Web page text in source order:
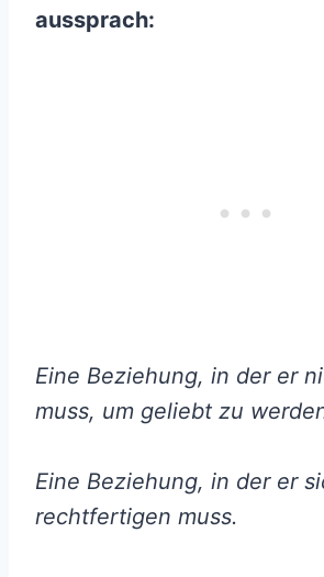
aussprach:
Eine Beziehung, in der er
muss, um geliebt zu
Eine Beziehung, in der er
rechtfertigen muss.